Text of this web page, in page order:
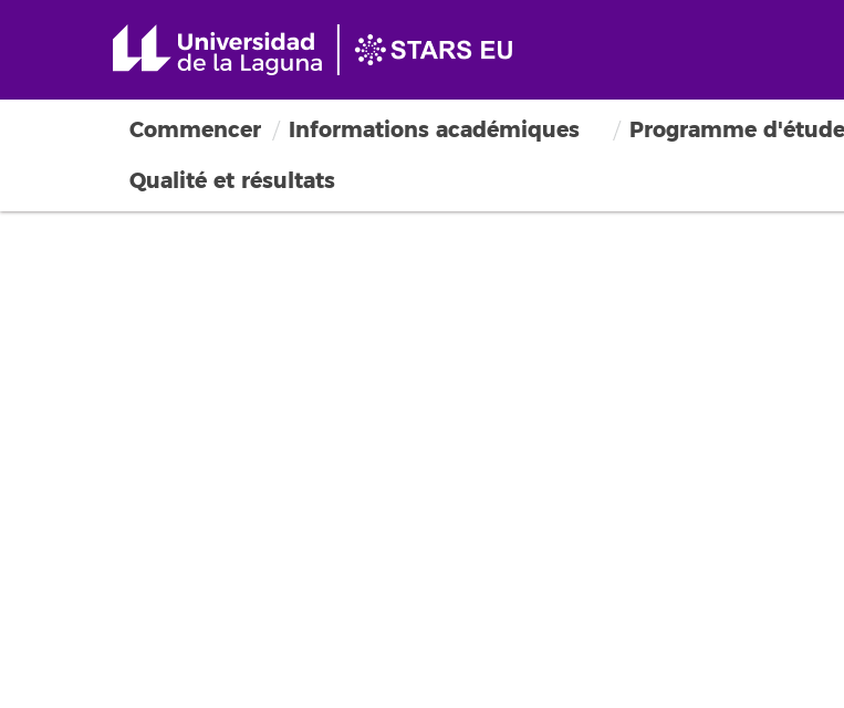
Commencer Informations académiques Programme
Qualité et résultats